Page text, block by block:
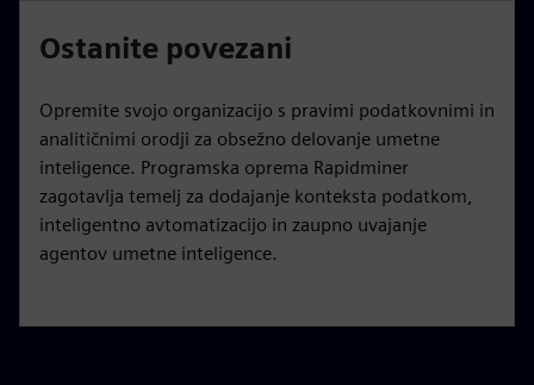
Ostanite povezani
Opremite svojo organizacijo s pravimi podatkovnimi in
analitičnimi orodji za obsežno delovanje umetne
inteligence. Programska oprema Rapidminer
zagotavlja temelj za dodajanje konteksta podatkom,
inteligentno avtomatizacijo in zaupno uvajanje
agentov umetne inteligence.